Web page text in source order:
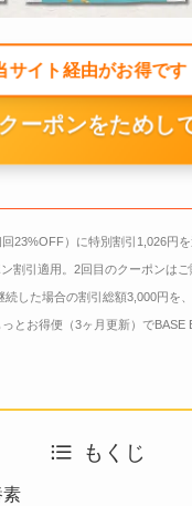
サイト経由がお得です
ーポンをためし
23%OFF）に特別割引1,026円
割引適用。2回目のクーポンは
した場合の割引総額3,000円
お得便（3ヶ月更新）でBASE
もくじ
素